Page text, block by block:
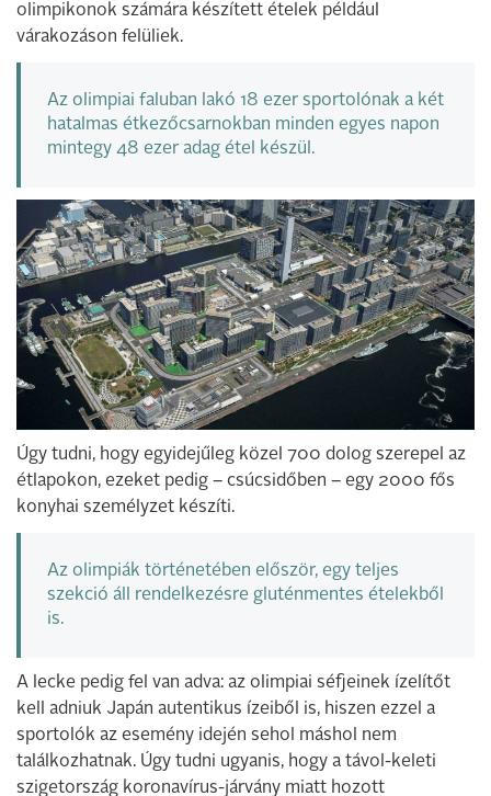
olimpikonok számára készített ételek például
várakozáson felüliek.
Az olimpiai faluban lakó 18 ezer sportolónak a két
hatalmas étkezőcsarnokban minden egyes napon
mintegy 48 ezer adag étel készül.
Úgy tudni, hogy egyidejűleg közel 700 dolog szerepel az
étlapokon, ezeket pedig – csúcsidőben – egy 2000 fős
konyhai személyzet készíti.
Az olimpiák történetében először, egy teljes
szekció áll rendelkezésre gluténmentes ételekből
is.
A lecke pedig fel van adva: az olimpiai séfjeinek ízelítőt
kell adniuk Japán autentikus ízeiből is, hiszen ezzel a
sportolók az esemény idején sehol máshol nem
találkozhatnak. Úgy tudni ugyanis, hogy a távol-keleti
szigetország koronavírus-járvány miatt hozott